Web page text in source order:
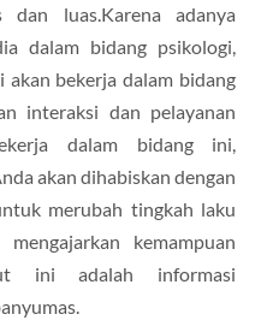
dan luas.Karena adanya
dalam bidang psikologi,
bekerja dalam bidang
interaksi dan pelayanan
dalam bidang ini,
akan dihabiskan dengan
merubah tingkah laku
kemampuan
ini adalah informasi